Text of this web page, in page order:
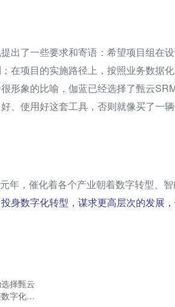
出了一些要求和寄语：希望项目组在
在项目的实施路径上，按照业务数据
形象的比喻，伽蓝已经选择了甄云
、使用好这套工具，否则就像买了一
年，催化着各个产业朝着数字转型、
身数字化转型，谋求更高层次的发展
择甄云
字化转